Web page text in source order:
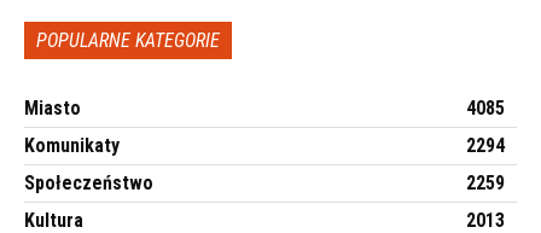
POPULARNE KATEGORIE
Miasto
4085
Komunikaty
2294
Społeczeństwo
2259
Kultura
2013